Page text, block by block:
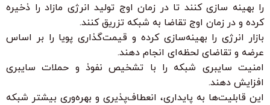
را بهینه سازی کنند تا در زمان اوج تولید انرژی مازاد را ذخیره
کرده و در زمان اوج تقاضا به شبکه تزریق کنند.
بازار انرژی را بهینه‌سازی کرده و قیمت‌گذاری پویا را بر اساس
عرضه و تقاضای لحظه‌ای انجام دهند.
امنیت سایبری شبکه را با تشخیص نفوذ و حملات سایبری
افزایش دهند.
این قابلیت‌ها به پایداری، انعطاف‌پذیری و بهره‌وری بیشتر شبکه